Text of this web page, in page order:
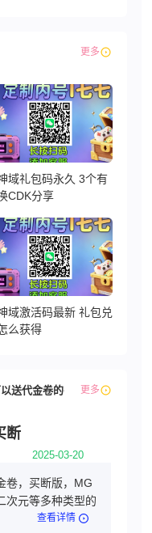
更多
域礼包码永久 3个有
CDK分享
域激活码最新 礼包兑
么获得
更多
送代金卷的手游推荐，主播推
断
2025-03-20
卷，买断版，MG
次元等多种类型的
查看详情